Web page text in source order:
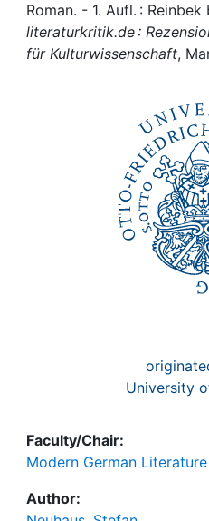
Roman. - 1. Aufl. :
literaturkritik.de :
für Kulturwissenschaft,
University
Faculty/Chair:
Modern German Literature
Author: